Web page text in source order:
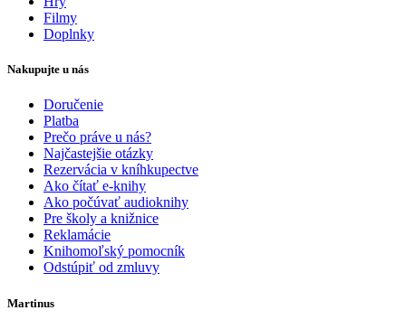
Filmy
Doplnky
Nakupujte u nás
Doručenie
Platba
Prečo práve u nás?
Najčastejšie otázky
Rezervácia v kníhkupectve
Ako čítať e-knihy
Ako počúvať audioknihy
Pre školy a knižnice
Reklamácie
Knihomoľský pomocník
Odstúpiť od zmluvy
Martinus